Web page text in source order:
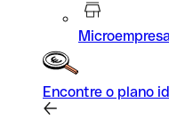
Encontre o plano